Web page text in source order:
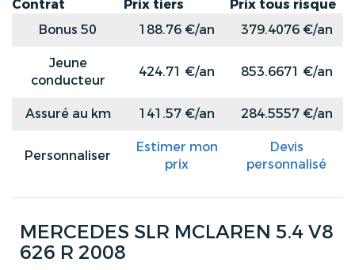
Contrat Prix tiers
Prix tous risque
Bonus 50
188.76 €/an
379.4076 €/an
Jeune
conducteur
424.71 €/an 853.6671 €/an
Assuré au km 141.57 €/an 284.5557 €/an
Personnaliser
Estimer mon
prix
Devis
personnalisé
MERCEDES SLR MCLAREN 5.4 V8
626 R 2008